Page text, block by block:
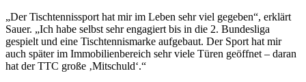
„Der Tischtennissport hat mir im Leben sehr viel gegeben“, erklärt
Sauer. „Ich habe selbst sehr engagiert bis in die 2. Bundesliga
gespielt und eine Tischtennismarke aufgebaut. Der Sport hat mir
auch später im Immobilienbereich sehr viele Türen geöffnet – daran
hat der TTC große ‚Mitschuld‘.“